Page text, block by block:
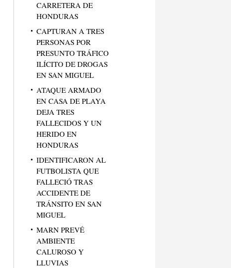
CARRETERA DE
HONDURAS
CAPTURAN A TRES
PERSONAS POR
PRESUNTO TRÁFICO
ILÍCITO DE DROGAS
EN SAN MIGUEL
ATAQUE ARMADO
EN CASA DE PLAYA
DEJA TRES
FALLECIDOS Y UN
HERIDO EN
HONDURAS
IDENTIFICARON AL
FUTBOLISTA QUE
FALLECIÓ TRAS
ACCIDENTE DE
TRÁNSITO EN SAN
MIGUEL
MARN PREVÉ
AMBIENTE
CALUROSO Y
LLUVIAS